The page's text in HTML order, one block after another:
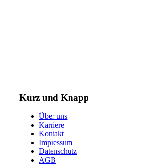
Kurz und Knapp
Über uns
Karriere
Kontakt
Impressum
Datenschutz
AGB